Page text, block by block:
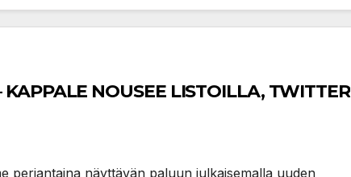
NOUSEE LISTOILLA, TWITTER
perjantaina näyttävän paluun julkaisemalla uuden